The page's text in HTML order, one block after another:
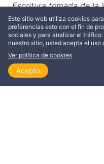
Este sitio web utiliza cookies
preferencias esto con el fin de
sociales y para analizar el
nuestro sitio, usted acepta el uso
Ver política de cookies
Acepto
Inicio
Escritura tomada de la
Sociedades Bíblicas en
Renovado ©